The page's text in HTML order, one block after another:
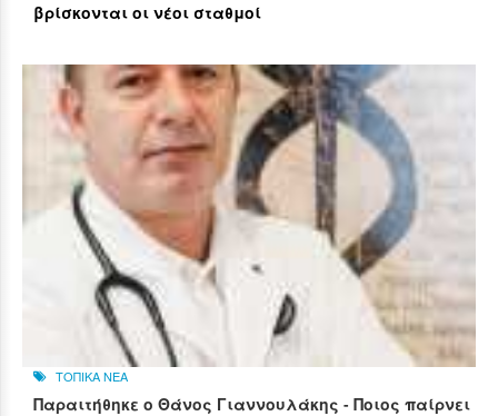
βρίσκονται οι νέοι σταθμοί
ΤΟΠΙΚΑ ΝΕΑ
Παραιτήθηκε ο Θάνος Γιαννουλάκης - Ποιος παίρνει